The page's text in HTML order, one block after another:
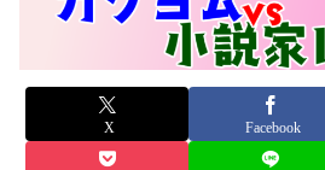
X Facebook